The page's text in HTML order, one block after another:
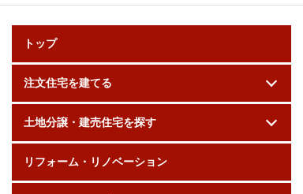
トップ
注文住宅を建てる
土地分譲・建売住宅を探す
リフォーム・リノベーション